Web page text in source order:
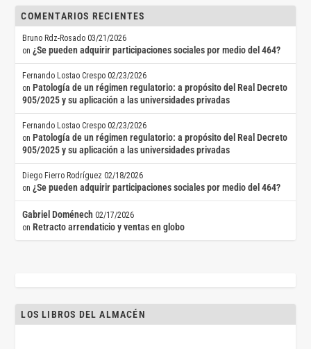
COMENTARIOS RECIENTES
Bruno Rdz-Rosado 03/21/2026
on¿Se pueden adquirir participaciones sociales por medio del 464?
Fernando Lostao Crespo 02/23/2026
on Patología de un régimen regulatorio: a propósito del Real Decreto
905/2025 y su aplicación a las universidades privadas
Fernando Lostao Crespo 02/23/2026
on Patología de un régimen regulatorio: a propósito del Real Decreto
905/2025 y su aplicación a las universidades privadas
Diego Fierro Rodríguez 02/18/2026
on¿Se pueden adquirir participaciones sociales por medio del 464?
Gabriel Doménech 02/17/2026
on Retracto arrendaticio y ventas en globo
LOS LIBROS DEL ALMACÉN